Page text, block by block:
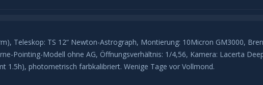
Teleskop: TS 12“ Newton-Astrograph, Montierung: 10Micron GM3000,
Pointing-Modell ohne AG, Öffnungsverhältnis: 1/4,56, Kamera: Lacerta
1.5h), photometrisch farbkalibriert. Wenige Tage vor Vollmond.